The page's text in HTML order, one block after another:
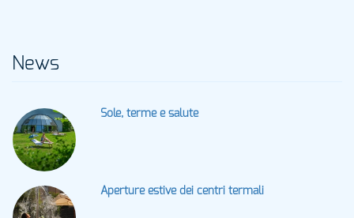
News
Sole, terme e salute
Aperture estive dei centri termali